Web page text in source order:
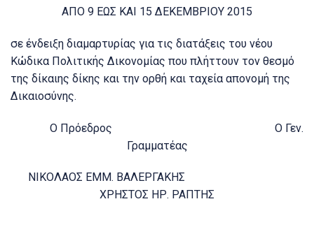
ΑΠΟ 9 ΕΩΣ ΚΑΙ 15 ΔΕΚΕΜΒΡΙΟΥ 2015
σε ένδειξη διαμαρτυρίας για τις διατάξεις του νέου
Κώδικα Πολιτικής Δικονομίας που πλήττουν τον θεσμό
της δίκαιης δίκης και την ορθή και ταχεία απονομή της
Δικαιοσύνης.
Ο Πρόεδρος Ο Γεν.
Γραμματέας
ΝΙΚΟΛΑΟΣ ΕΜΜ. ΒΑΛΕΡΓΑΚΗΣ
ΧΡΗΣΤΟΣ ΗΡ. ΡΑΠΤΗΣ